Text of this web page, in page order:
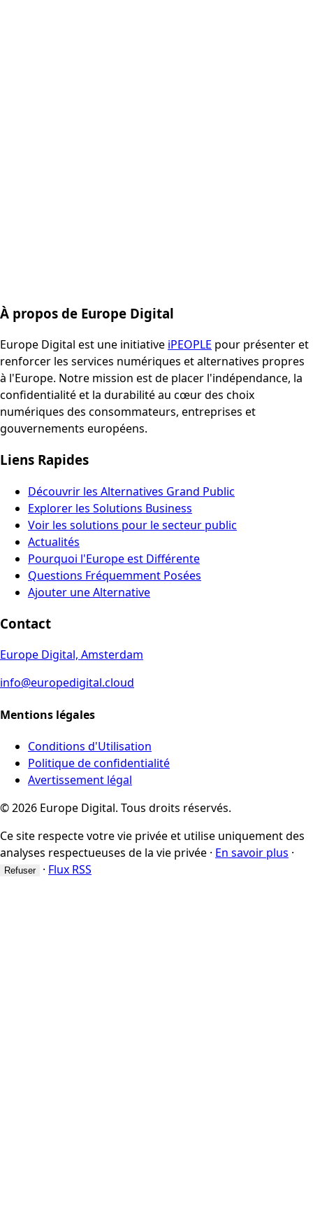
À propos de Europe Digital
Europe Digital est une initiative iPEOPLE pour présenter et
renforcer les services numériques et alternatives propres
à l'Europe. Notre mission est de placer l'indépendance, la
confidentialité et la durabilité au cœur des choix
numériques des consommateurs, entreprises et
gouvernements européens.
Liens Rapides
Découvrir les Alternatives Grand Public
Explorer les Solutions Business
Voir les solutions pour le secteur public
Actualités
Pourquoi l'Europe est Différente
Questions Fréquemment Posées
Ajouter une Alternative
Contact
Europe Digital, Amsterdam
info@europedigital.cloud
Mentions légales
Conditions d'Utilisation
Politique de confidentialité
Avertissement légal
© 2026 Europe Digital. Tous droits réservés.
Ce site respecte votre vie privée et utilise uniquement des
analyses respectueuses de la vie privée · En savoir plus ·
Refuser · Flux RSS